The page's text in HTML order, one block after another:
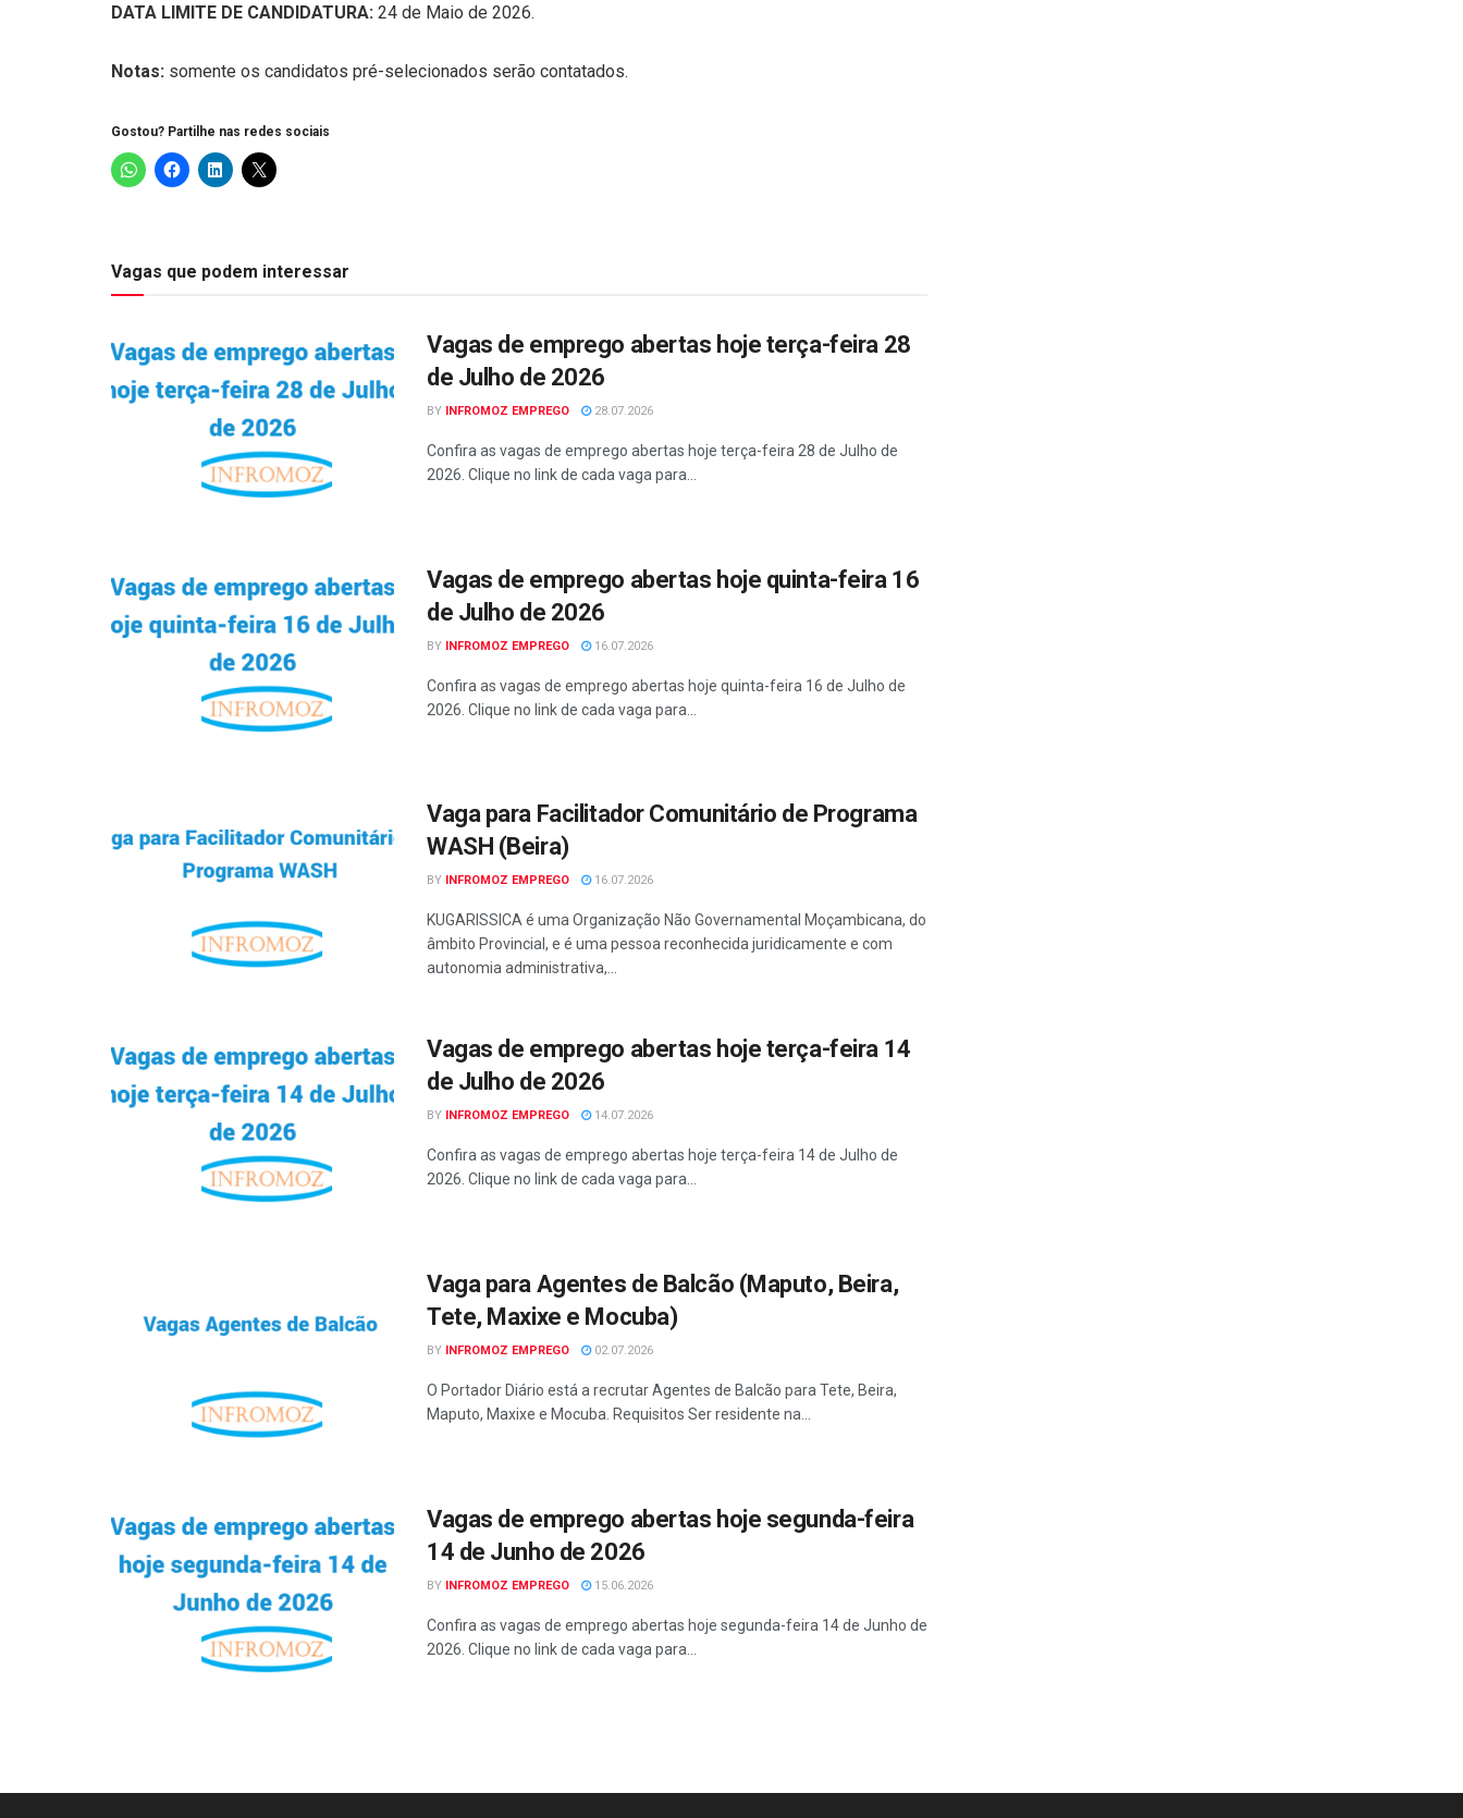
DATA LIMITE DE CANDIDATURA: 24 de Maio de 2026.
Notas: somente os candidatos pré-selecionados serão contatados.
Gostou? Partilhe nas redes sociais
Vagas que podem interessar
Vagas de emprego abertas hoje terça-feira 28
de Julho de 2026
BY INFROMOZ EMPREGO 28.07.2026
Confira as vagas de emprego abertas hoje terça-feira 28 de Julho de
2026. Clique no link de cada vaga para...
Vagas de emprego abertas hoje quinta-feira 16
de Julho de 2026
BY INFROMOZ EMPREGO 16.07.2026
Confira as vagas de emprego abertas hoje quinta-feira 16 de Julho de
2026. Clique no link de cada vaga para...
Vaga para Facilitador Comunitário de Programa
WASH (Beira)
BY INFROMOZ EMPREGO 16.07.2026
KUGARISSICA é uma Organização Não Governamental Moçambicana, do
âmbito Provincial, e é uma pessoa reconhecida juridicamente e com
autonomia administrativa,...
Vagas de emprego abertas hoje terça-feira 14
de Julho de 2026
BY INFROMOZ EMPREGO 14.07.2026
Confira as vagas de emprego abertas hoje terça-feira 14 de Julho de
2026. Clique no link de cada vaga para...
Vaga para Agentes de Balcão (Maputo, Beira,
Tete, Maxixe e Mocuba)
BY INFROMOZ EMPREGO 02.07.2026
O Portador Diário está a recrutar Agentes de Balcão para Tete, Beira,
Maputo, Maxixe e Mocuba. Requisitos Ser residente na...
Vagas de emprego abertas hoje segunda-feira
14 de Junho de 2026
BY INFROMOZ EMPREGO 15.06.2026
Confira as vagas de emprego abertas hoje segunda-feira 14 de Junho de
2026. Clique no link de cada vaga para...